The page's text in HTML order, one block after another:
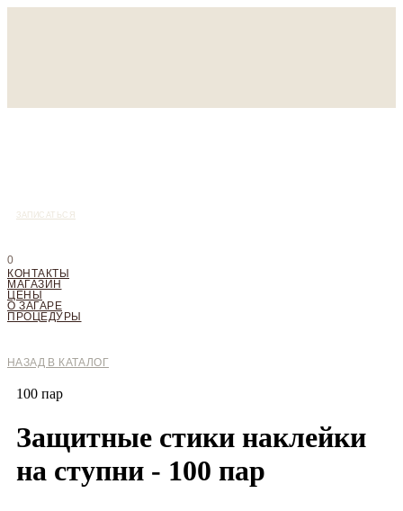
ЗАПИСАТЬСЯ
0
КОНТАКТЫ
МАГАЗИН
ЦЕНЫ
О ЗАГАРЕ
ПРОЦЕДУРЫ
НАЗАД В КАТАЛОГ
Защитные стики наклейки
на ступни - 100 пар
100 пар